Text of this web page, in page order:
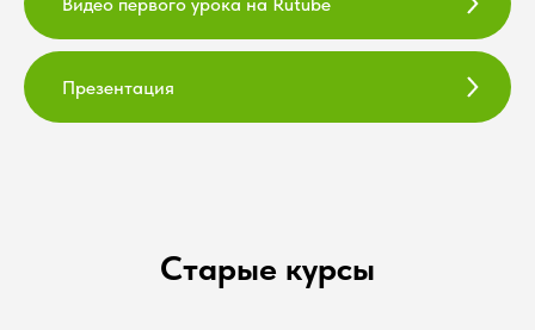
Презентация
Старые курсы